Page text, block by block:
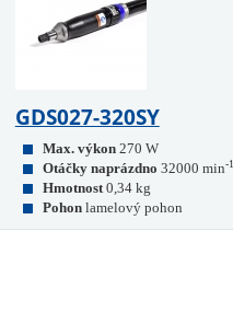
GDS027-320SY
Max. výkon 270 W
Otáčky naprázdno 32000 min-1
Hmotnost 0,34 kg
Pohon lamelový pohon